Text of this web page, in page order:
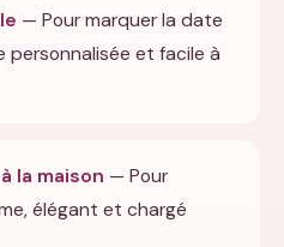
— Pour marquer la date
personnalisée et facile à
la maison — Pour
élégant et chargé